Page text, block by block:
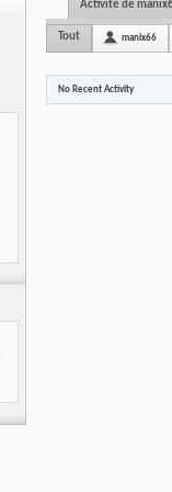
Activité de
Tout manix66
No Recent Activity